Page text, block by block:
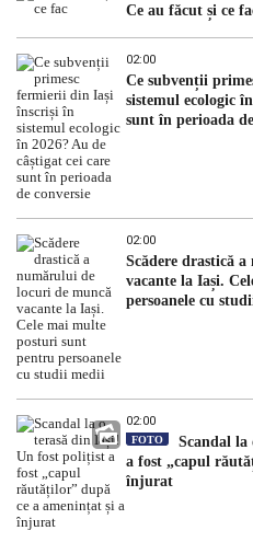
Ce au făcut și ce
02:00
Ce subvenții
sistemul ecologic
sunt în perioada
02:00
Scădere drastică
vacante la Iași.
persoanele cu
02:00
FOTO
Scandal
a fost „capul
înjurat